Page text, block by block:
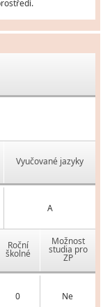
Vyučované jazyky
A
Roční
školné
Možnost
studia pro
ZP
0 Ne